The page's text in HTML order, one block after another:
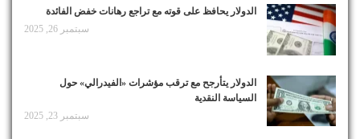
الدولار يحافظ على قوته مع تراجع رهانات خفض الفائدة
سبتمبر 26, 2025
الدولار يتأرجح مع ترقب مؤشرات «الفيدرالي» حول
السياسة النقدية
سبتمبر 23, 2025